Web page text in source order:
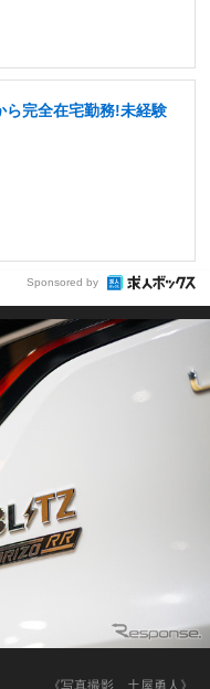
完全在宅勤務!未経験
Sponsored by
《写真撮影 土屋勇人》